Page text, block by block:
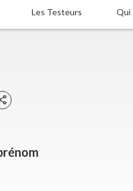
Les Testeurs Qui